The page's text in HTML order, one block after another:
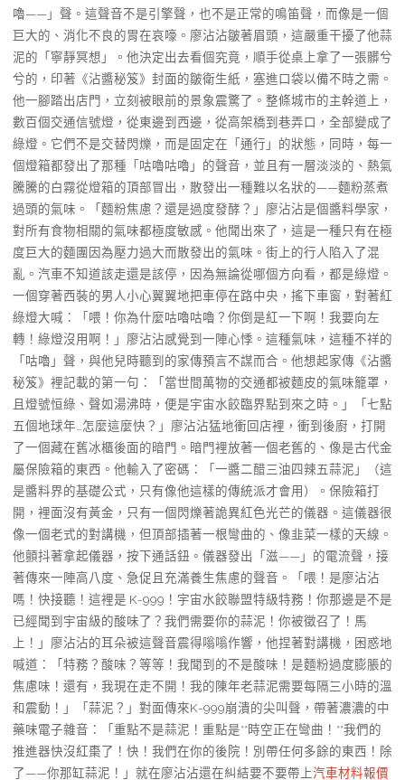
嚕——」聲。這聲音不是引擎聲，也不是正常的鳴笛聲，而像是一個
巨大的、消化不良的胃在哀嚎。廖沾沾皺著眉頭，這嚴重干擾了他蒜
泥的「寧靜冥想」。他決定出去看個究竟，順手從桌上拿了一張髒兮
兮的，印著《沾醬秘笈》封面的皺衛生紙，塞進口袋以備不時之需。
他一腳踏出店門，立刻被眼前的景象震驚了。整條城市的主幹道上，
數百個交通信號燈，從東邊到西邊，從高架橋到巷弄口，全部變成了
綠燈。它們不是交替閃爍，而是固定在「通行」的狀態，同時，每一
個燈箱都發出了那種「咕嚕咕嚕」的聲音，並且有一層淡淡的、熱氣
騰騰的白霧從燈箱的頂部冒出，散發出一種難以名狀的——麵粉蒸煮
過頭的氣味。「麵粉焦慮？還是過度發酵？」廖沾沾是個醬料學家，
對所有食物相關的氣味都極度敏感。他聞出來了，這是一種只有在極
度巨大的麵團因為壓力過大而散發出的氣味。街上的行人陷入了混
亂。汽車不知道該走還是該停，因為無論從哪個方向看，都是綠燈。
一個穿著西裝的男人小心翼翼地把車停在路中央，搖下車窗，對著紅
綠燈大喊：「喂！你為什麼咕嚕咕嚕？你倒是紅一下啊！我要向左
轉！綠燈沒用啊！」廖沾沾感覺到一陣心悸。這種氣味，這種不祥的
「咕嚕」聲，與他兒時聽到的家傳預言不謀而合。他想起家傳《沾醬
秘笈》裡記載的第一句：「當世間萬物的交通都被麵皮的氣味籠罩，
且燈號恒綠、聲如湯沸時，便是宇宙水餃臨界點到來之時。」「七點
五個地球年…怎麼這麼快？」廖沾沾猛地衝回店裡，衝到後廚，打開
了一個藏在舊冰櫃後面的暗門。暗門裡放著一個老舊的、像是古代金
屬保險箱的東西。他輸入了密碼：「一醬二醋三油四辣五蒜泥」（這
是醬料界的基礎公式，只有像他這樣的傳統派才會用）。保險箱打
開，裡面沒有黃金，只有一個閃爍著詭異紅色光芒的儀器。這儀器很
像一個老式的對講機，但頂部插著一根彎曲的、像韭菜一樣的天線。
他顫抖著拿起儀器，按下通話鈕。儀器發出「滋——」的電流聲，接
著傳來一陣高八度、急促且充滿養生焦慮的聲音。「喂！是廖沾沾
嗎！快接聽！這裡是 K-999！宇宙水餃聯盟特級特務！你那邊是不是
已經聞到宇宙級的酸味了？我們需要你的蒜泥！你被徵召了！馬
上！」廖沾沾的耳朵被這聲音震得嗡嗡作響，他捏著對講機，困惑地
喊道：「特務？酸味？等等！我聞到的不是酸味！是麵粉過度膨脹的
焦慮味！還有，我現在走不開！我的陳年老蒜泥需要每隔三小時的溫
和震動！」「蒜泥？」對面傳來K-999崩潰的尖叫聲，帶著濃濃的中
藥味電子雜音：「重點不是蒜泥！重點是**時空正在彎曲！**我們的
推進器快沒紅棗了！快！我們在你的後院！別帶任何多餘的東西！除
了——你那缸蒜泥！」就在廖沾沾還在糾結要不要帶上汽車材料報價